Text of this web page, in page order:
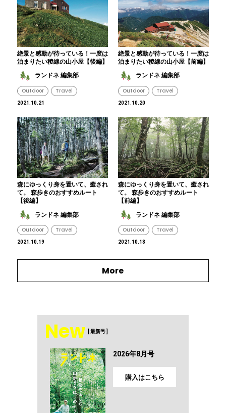
絶景と感動が待っている！一度は
泊まりたい稜線の山小屋【後編】
ランドネ 編集部
Outdoor Travel
2021.10.21
絶景と感動が待っている！一度は
泊まりたい稜線の山小屋【前編】
ランドネ 編集部
Outdoor Travel
2021.10.20
森にゆっくり身を置いて、癒され
て。 森歩きのおすすめルート
【後編】
ランドネ 編集部
Outdoor Travel
2021.10.19
森にゆっくり身を置いて、癒され
て。 森歩きのおすすめルート
【前編】
ランドネ 編集部
Outdoor Travel
2021.10.18
More
New [ 最新号 ]
2026年8月号
購入はこちら